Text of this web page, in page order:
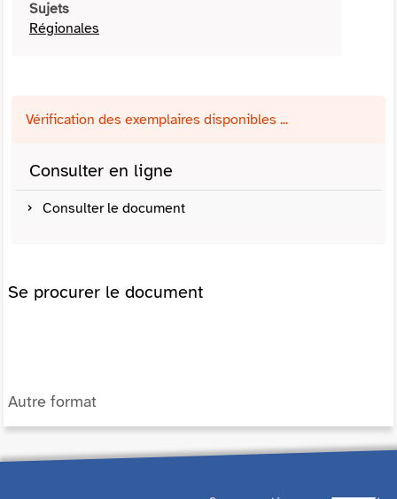
Sujets
Régionales
Vérification des exemplaires disponibles ...
Consulter en ligne
Consulter le document
Se procurer le document
Autre format